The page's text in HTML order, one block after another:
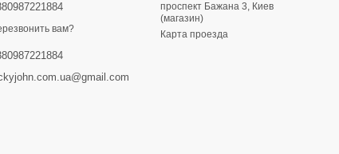
вам?
проспект Бажана 3, Киев
(магазин)
Карта проезда